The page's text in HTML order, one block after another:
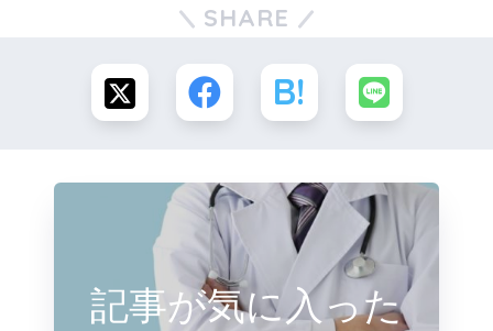
SHARE
記事が気に入った